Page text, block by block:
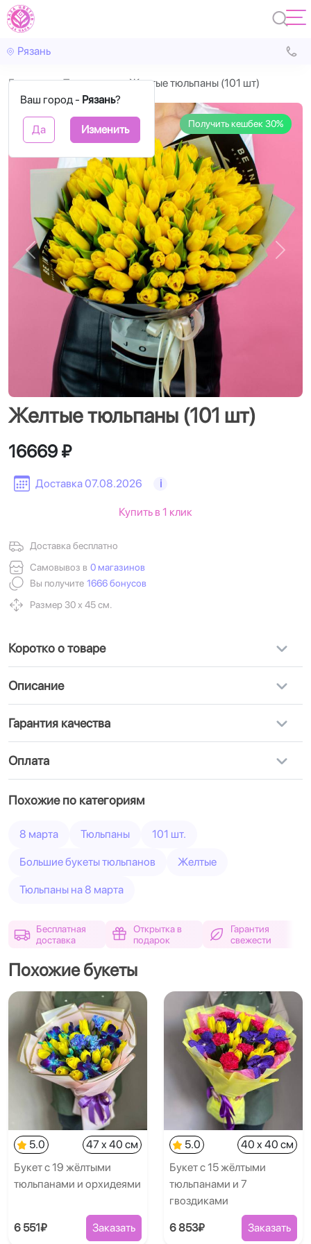
Рязань
Ваш город - Рязань?
Да Изменить
Главная Тюльпаны Желтые тюльпаны (101 шт)
Получить кешбек 30%
Назад
Желтые тюльпаны (101 шт)
Доставка 07.08.2026 i
16669 ₽
Доставка бесплатно
Самовывоз в 0 магазинов
Вы получите 1666 бонусов
Размер 30 х 45 см.
Купить в 1 клик
Коротко о товаре
Описание
Гарантия качества
Оплата
Похожие по категориям
8 марта Тюльпаны 101 шт.
Большие букеты тюльпанов Желтые
Тюльпаны на 8 марта
Бесплатная
доставка
Открытка в
подарок
Гарантия
свежести
Похожие букеты
5.0
47 x 40 см
Букет с 19 жёлтыми
тюльпанами и орхидеями
6 551₽ Заказать
5.0
40 x 40 см
Букет с 15 жёлтыми
тюльпанами и 7
гвоздиками
6 853₽ Заказать